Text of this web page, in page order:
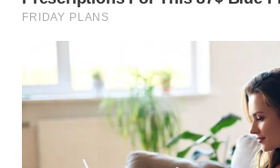
WN
DEPOK
TAPANULI